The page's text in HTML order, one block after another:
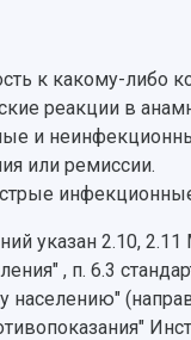
к какому-
реакции в
и
или ремиссии.
указан 2.10,
, п. 6.3
населению"